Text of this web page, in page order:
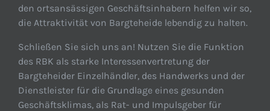
den ortsansässigen Geschäftsinhabern helfen wir so,
die Attraktivität von Bargteheide lebendig zu halten.
Schließen Sie sich uns an! Nutzen Sie die Funktion
des RBK als starke Interessenvertretung der
Bargteheider Einzelhändler, des Handwerks und der
Dienstleister für die Grundlage eines gesunden
Geschäftsklimas, als Rat- und Impulsgeber für